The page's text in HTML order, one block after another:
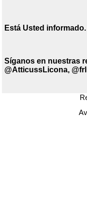
Está Usted informado.
Síganos en nuestras
@AtticussLicona,